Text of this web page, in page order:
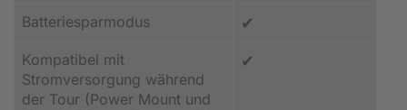
Batteriesparmodus
✔
Kompatibel mit
Stromversorgung während
der Tour (Power Mount und
✔